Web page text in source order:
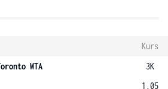
Kurs
WTA
3K
1.05